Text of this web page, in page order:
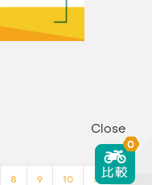
8 9 10 >>
Close
0